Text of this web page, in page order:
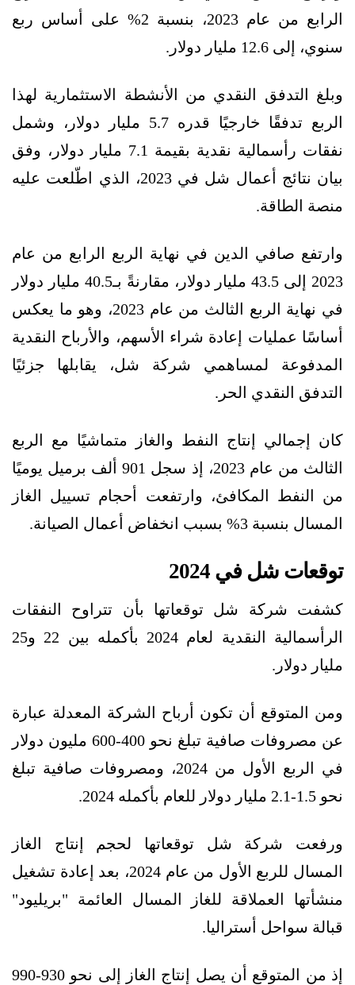
الرابع من عام 2023، بنسبة 2% على أساس ربع
سنوي، إلى 12.6 مليار دولار.
وبلغ التدفق النقدي من الأنشطة الاستثمارية لهذا
الربع تدفقًا خارجيًا قدره 5.7 مليار دولار، وشمل
نفقات رأسمالية نقدية بقيمة 7.1 مليار دولار، وفق
بيان نتائج أعمال شل في 2023، الذي اطّلعت عليه
منصة الطاقة.
وارتفع صافي الدين في نهاية الربع الرابع من عام
2023 إلى 43.5 مليار دولار، مقارنةً بـ40.5 مليار دولار
في نهاية الربع الثالث من عام 2023، وهو ما يعكس
أساسًا عمليات إعادة شراء الأسهم، والأرباح النقدية
المدفوعة لمساهمي شركة شل، يقابلها جزئيًا
التدفق النقدي الحر.
كان إجمالي إنتاج النفط والغاز متماشيًا مع الربع
الثالث من عام 2023، إذ سجل 901 ألف برميل يوميًا
من النفط المكافئ، وارتفعت أحجام تسييل الغاز
المسال بنسبة 3% بسبب انخفاض أعمال الصيانة.
توقعات شل في 2024
كشفت شركة شل توقعاتها بأن تتراوح النفقات
الرأسمالية النقدية لعام 2024 بأكمله بين 22 و25
مليار دولار.
ومن المتوقع أن تكون أرباح الشركة المعدلة عبارة
عن مصروفات صافية تبلغ نحو 400-600 مليون دولار
في الربع الأول من 2024، ومصروفات صافية تبلغ
نحو 1.5-2.1 مليار دولار للعام بأكمله 2024.
ورفعت شركة شل توقعاتها لحجم إنتاج الغاز
المسال للربع الأول من عام 2024، بعد إعادة تشغيل
منشأتها العملاقة للغاز المسال العائمة "بريليود"
قبالة سواحل أستراليا.
إذ من المتوقع أن يصل إنتاج الغاز إلى نحو 930-990